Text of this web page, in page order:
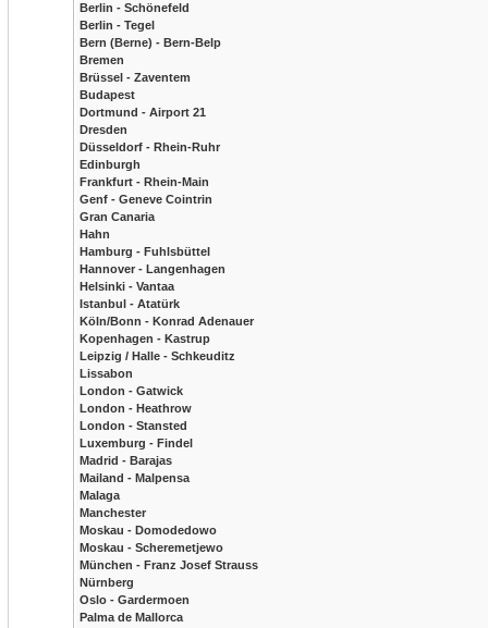
Berlin - Schönefeld
Berlin - Tegel
Bern (Berne) - Bern-Belp
Bremen
Brüssel - Zaventem
Budapest
Dortmund - Airport 21
Dresden
Düsseldorf - Rhein-Ruhr
Edinburgh
Frankfurt - Rhein-Main
Genf - Geneve Cointrin
Gran Canaria
Hahn
Hamburg - Fuhlsbüttel
Hannover - Langenhagen
Helsinki - Vantaa
Istanbul - Atatürk
Köln/Bonn - Konrad Adenauer
Kopenhagen - Kastrup
Leipzig / Halle - Schkeuditz
Lissabon
London - Gatwick
London - Heathrow
London - Stansted
Luxemburg - Findel
Madrid - Barajas
Mailand - Malpensa
Malaga
Manchester
Moskau - Domodedowo
Moskau - Scheremetjewo
München - Franz Josef Strauss
Nürnberg
Oslo - Gardermoen
Palma de Mallorca